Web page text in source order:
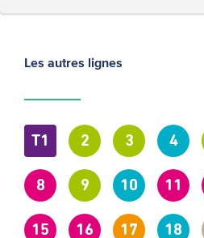
Les autres lignes
T1 2 3 4
8 9 10 11
15 16 17 18